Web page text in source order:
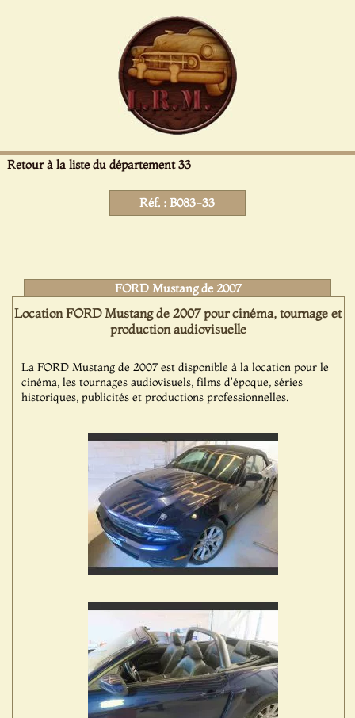
Retour à la liste du département 33
Réf. : B083-33
FORD Mustang de 2007
Location FORD Mustang de 2007 pour cinéma, tournage et
production audiovisuelle
La FORD Mustang de 2007 est disponible à la location pour le
cinéma, les tournages audiovisuels, films d'époque, séries
historiques, publicités et productions professionnelles.